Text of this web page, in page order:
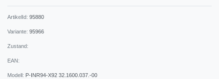
ArtikelId: 95880
Variante: 95966
Zustand:
EAN:
Modell: P-INR94-X92 32.1600.037.-00